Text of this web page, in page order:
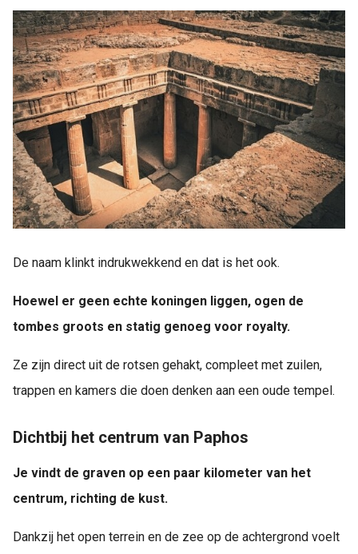
De naam klinkt indrukwekkend en dat is het ook.
Hoewel er geen echte koningen liggen, ogen de
tombes groots en statig genoeg voor royalty.
Ze zijn direct uit de rotsen gehakt, compleet met zuilen,
trappen en kamers die doen denken aan een oude tempel.
Dichtbij het centrum van Paphos
Je vindt de graven op een paar kilometer van het
centrum, richting de kust.
Dankzij het open terrein en de zee op de achtergrond voelt